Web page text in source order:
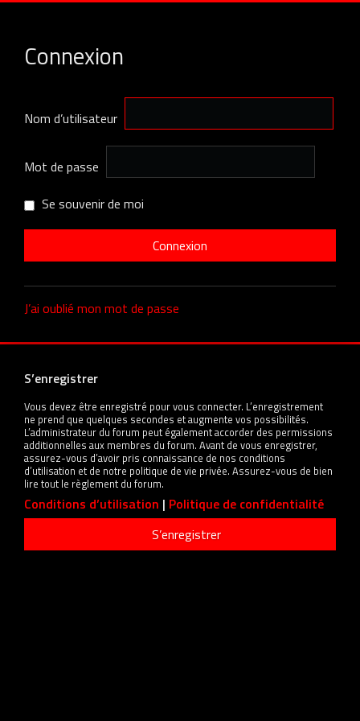
Connexion
Nom d’utilisateur
Mot de passe
Se souvenir de moi
J’ai oublié mon mot de passe
S’enregistrer
Vous devez être enregistré pour vous connecter. L’enregistrement
ne prend que quelques secondes et augmente vos possibilités.
L’administrateur du forum peut également accorder des permissions
additionnelles aux membres du forum. Avant de vous enregistrer,
assurez-vous d’avoir pris connaissance de nos conditions
d’utilisation et de notre politique de vie privée. Assurez-vous de bien
lire tout le règlement du forum.
Conditions d’utilisation | Politique de confidentialité
S’enregistrer